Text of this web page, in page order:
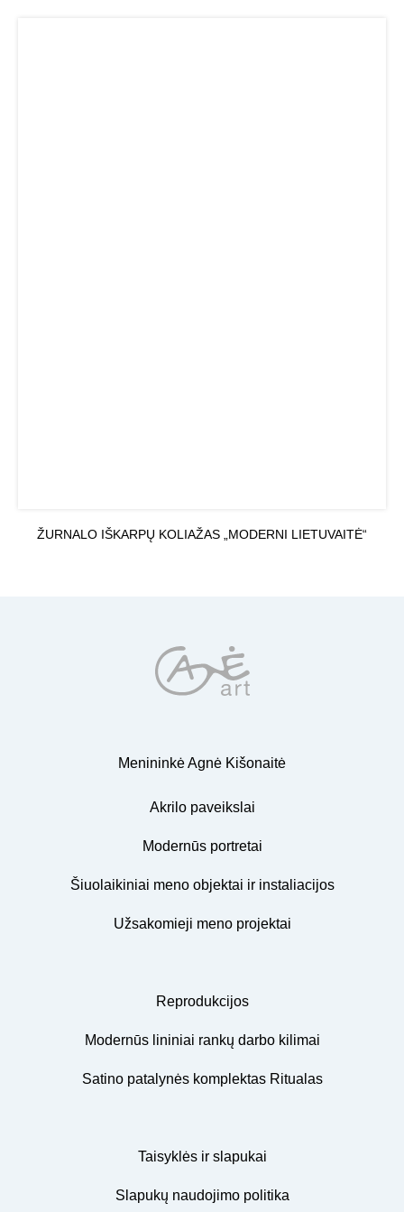
ŽURNALO IŠKARPŲ KOLIAŽAS „MODERNI LIETUVAITĖ“
Menininkė Agnė Kišonaitė
Akrilo paveikslai
Modernūs portretai
Šiuolaikiniai meno objektai ir instaliacijos
Užsakomieji meno projektai
Reprodukcijos
Modernūs lininiai rankų darbo kilimai
Satino patalynės komplektas Ritualas
Taisyklės ir slapukai
Slapukų naudojimo politika